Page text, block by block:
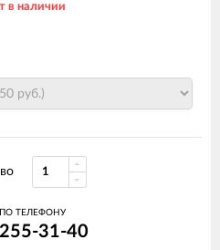
в наличии
ТЕЛЕФОНУ
31-40